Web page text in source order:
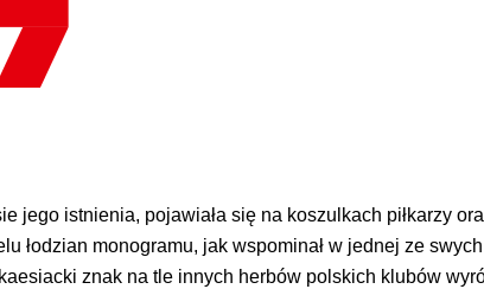
jego istnienia, pojawiała się na koszulkach piłkarzy
łodzian monogramu, jak wspominał w jednej ze
znak na tle innych herbów polskich klubów